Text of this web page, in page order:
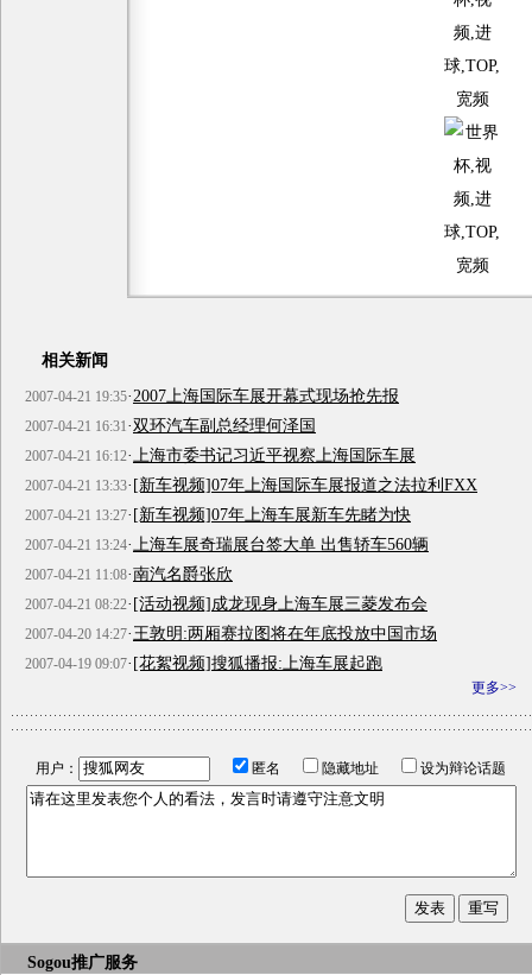
相关新闻
2007-04-21 19:35·2007上海国际车展开幕式现场抢先报
2007-04-21 16:31·双环汽车副总经理何泽国
2007-04-21 16:12· 上海市委书记习近平视察上海国际车展
2007-04-21 13:33·[新车视频]07年上海国际车展报道之法拉利FXX
2007-04-21 13:27·[新车视频]07年上海车展新车先睹为快
2007-04-21 13:24· 上海车展奇瑞展台签大单 出售轿车560辆
2007-04-21 11:08·南汽名爵张欣
2007-04-21 08:22·[活动视频]成龙现身上海车展三菱发布会
2007-04-20 14:27·王敦明:两厢赛拉图将在年底投放中国市场
2007-04-19 09:07·[花絮视频]搜狐播报:上海车展起跑
更多>>
用户： 匿名 隐藏地址 设为辩论话题
Sogou推广服务